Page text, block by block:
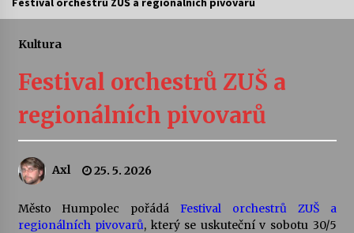
kapkou
30. 7. 2026
Veselí muzikanti
Kultura
Festival orchestrů ZUŠ a
regionálních pivovarů
Axl 25. 5. 2026
Město Humpolec pořádá Festival orchestrů ZUŠ a
regionálních pivovarů, který se uskuteční v sobotu 30/5